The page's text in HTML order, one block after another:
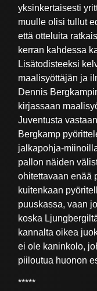
yksinkertaisesti
muulle olisi tullut
että otteluita
kerran kahdessa
Lisätodisteeksi
maalisyöttäjän ja
Dennis
kirjassaan
Juventusta
Bergkamp
jalkapohja-
pallon näiden
ohitettavaan enää
kuitenkaan
puuskassa, vaan
koska
kannalta oikea
ei ole kaninkolo,
piiloutua huonon
*****